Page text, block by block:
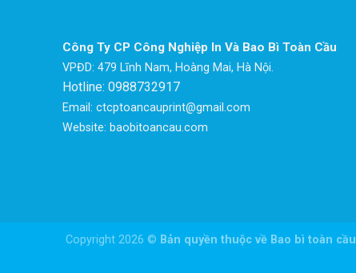
Công Ty CP Công Nghiệp In Và Bao Bì Toàn Cầu
VPĐD: 479 Lĩnh Nam, Hoàng Mai, Hà Nội.
Hotline: 0988732917
Email: ctcptoancauprint@gmail.com
Website: baobitoancau.com
Copyright 2026 © Bản quyền thuộc về Bao bì toàn cầu